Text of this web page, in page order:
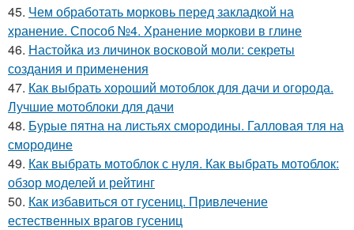
45. Чем обработать морковь перед закладкой на
хранение. Способ №4. Хранение моркови в глине
46. Настойка из личинок восковой моли: секреты
создания и применения
47. Как выбрать хороший мотоблок для дачи и огорода.
Лучшие мотоблоки для дачи
48. Бурые пятна на листьях смородины. Галловая тля на
смородине
49. Как выбрать мотоблок с нуля. Как выбрать мотоблок:
обзор моделей и рейтинг
50. Как избавиться от гусениц. Привлечение
естественных врагов гусениц